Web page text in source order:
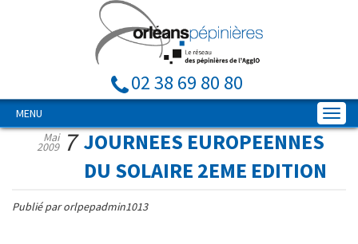
02 38 69 80 80
MENU
JOURNEES EUROPEENNES
DU SOLAIRE 2EME EDITION
Mai
2009 7
Publié par orlpepadmin1013